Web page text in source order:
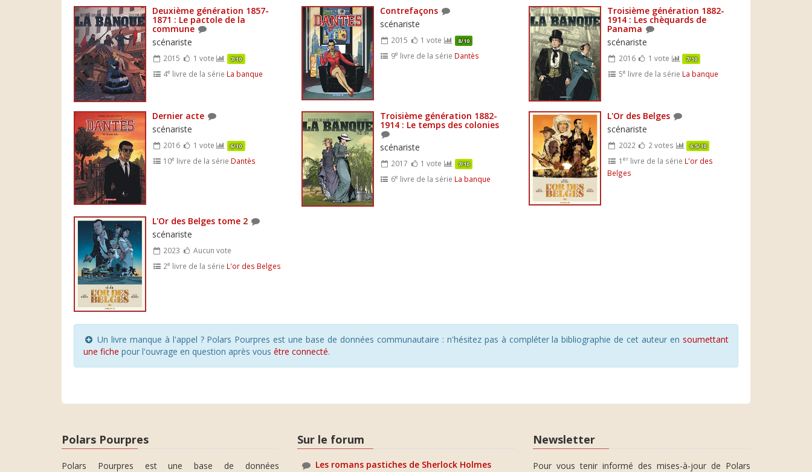
Deuxième génération 1857-
1871 : Le pactole de la
commune
scénariste
2015 1 vote 7/10
4e livre de la série La banque
Contrefaçons
scénariste
2015 1 vote 8/10
9e livre de la série Dantès
Troisième génération 1882-
1914 : Les chèquards de
Panama
scénariste
2016 1 vote 7/10
5e livre de la série La banque
Dernier acte
scénariste
2016 1 vote 6/10
10e livre de la série Dantès
Troisième génération 1882-
1914 : Le temps des colonies
scénariste
2017 1 vote 7/10
6e livre de la série La banque
L'Or des Belges
scénariste
2022 2 votes 6.5/10
1 erlivre de la série L'or des
Belges
L'Or des Belges tome 2
scénariste
2023
Aucun vote
2e livre de la série L'or des Belges
Un livre manque à l'appel ? Polars Pourpres est une base de données communautaire : n'hésitez pas à compléter la bibliographie de cet auteur en soumettant
une fiche pour l'ouvrage en question après vous être connecté.
Polars Pourpres
Polars Pourpres est une base de données
Sur le forum
Les romans pastiches de Sherlock Holmes
Newsletter
Pour vous tenir informé des mises-à-jour de Polars